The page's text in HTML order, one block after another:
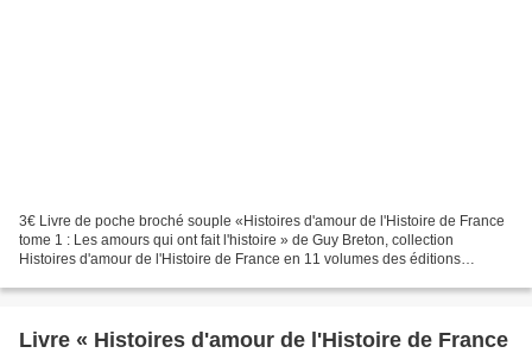
3€ Livre de poche broché souple «Histoires d'amour de l'Histoire de France
tome 1 : Les amours qui ont fait l'histoire » de Guy Breton, collection
Histoires d'amour de l'Histoire de France en 11 volumes des éditions
Livre « Histoires d'amour de l'Histoire de France